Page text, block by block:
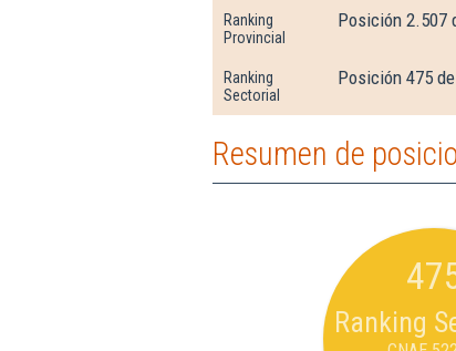
Ranking
Provincial
Posición 2.507
Ranking
Sectorial
Posición 475
Resumen de
Ranking